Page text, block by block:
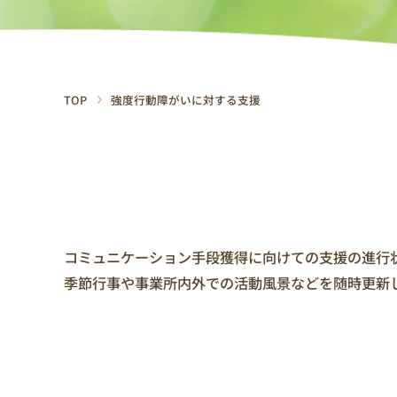
TOP 強度行動障がいに対する支援
コミュニケーション手段獲得に向けての支援の進行
季節行事や事業所内外での活動風景などを随時更新